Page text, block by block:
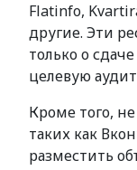
Flatinfo,
другие. Эти
только о
целевую
Кроме того,
таких как
разместить